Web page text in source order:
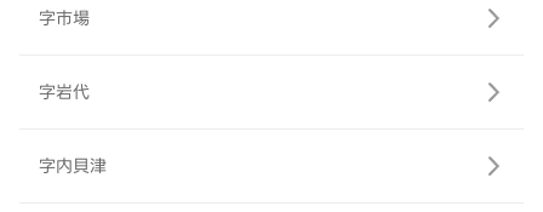
字市場
字岩代
字内貝津